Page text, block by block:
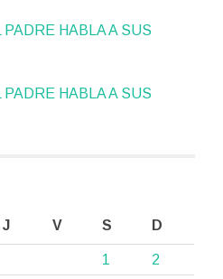
PADRE HABLA A SUS
PADRE HABLA A SUS
J V S D
1
2